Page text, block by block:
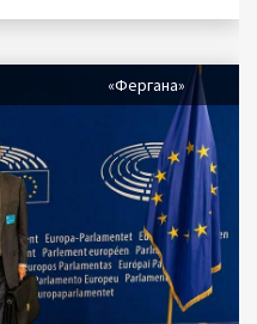
«Фергана»